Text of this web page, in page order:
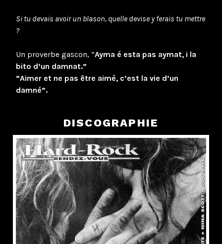
Si tu devais avoir un blason, quelle devise y ferais tu mettre
?
Un proverbe gascon, “Ayma é esta pas aymat, i la
bito d’un damnat.”
“Aimer et ne pas être aimé, c’est la vie d’un
damné”.
DISCOGRAPHIE